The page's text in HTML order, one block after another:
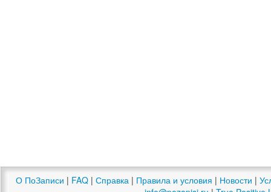
О ПоЗаписи | FAQ | Справка | Правила и условия | Новости |